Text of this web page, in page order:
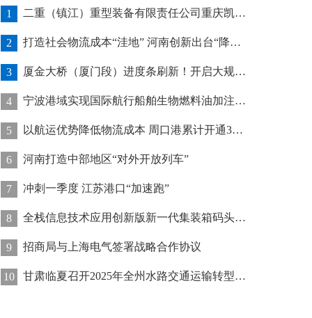
1 二重（镇江）重型装备有限责任公司重庆凯瑞项目发运助力海上风电产业发展
2 打造社会物流成本“洼地” 河南创新出台“降本16条”
3 厦金大桥（厦门段）进度条刷新！开启大规模桥梁装配化施工新阶段
4 宁波港域实现国际航行船舶生物燃料油加注“零突破”
5 以航运优势降低物流成本 周口港累计开通32条集装箱航线
6 河南打造中部地区“对外开放列车”
7 冲刺一季度 江苏港口“加速跑”
8 全栈信息技术应用创新版新一代集装箱码头管控系统在天津港上线运行
9 招商局与上海电气签署战略合作协议
10 甘肃临夏召开2025年全州水路交通运输转型发展推进会